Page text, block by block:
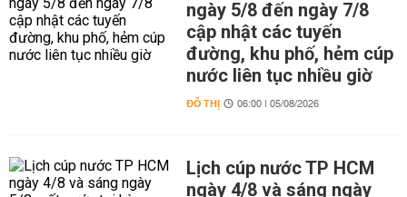
ngày 5/8 đến ngày 7/8
cập nhật các tuyến
đường, khu phố, hẻm cúp
nước liên tục nhiều giờ
ĐÔ THỊ 06:00 | 05/08/2026
Lịch cúp nước TP HCM
ngày 4/8 và sáng ngày